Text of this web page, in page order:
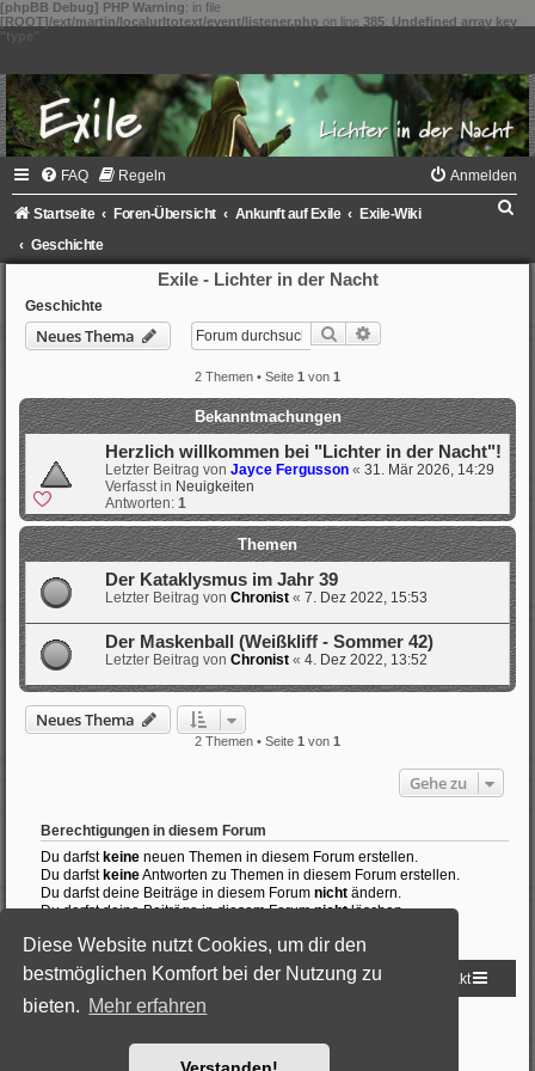
Diese Website nutzt Cookies, um dir den
bestmöglichen Komfort bei der Nutzung zu
bieten. Mehr erfahren
[phpBB Debug] PHP Warning: in file
[ROOT]/ext/martin/localurltotext/event/listener.php on line 385: Undefined array key
FAQ Regeln Anmelden
Startseite Foren-Übersicht Ankunft auf Exile
Exile-Wiki
Geschichte
Exile - Lichter in der Nacht
Geschichte
Neues Thema Suche
2 Themen • Seite 1 von 1
Bekanntmachungen
Herzlich willkommen bei "Lichter in der Nacht"!
Letzter Beitrag von Jayce Fergusson « 31. Mär 2026, 14:29
Verfasst in Neuigkeiten
Antworten: 1
Themen
Der Kataklysmus im Jahr 39
Letzter Beitrag von Chronist « 7. Dez 2022, 15:53
Der Maskenball (Weißkliff - Sommer 42)
Letzter Beitrag von Chronist « 4. Dez 2022, 13:52
Neues Thema
2 Themen • Seite 1 von 1
Gehe zu
Berechtigungen in diesem Forum
Du darfst keine neuen Themen in diesem Forum erstellen.
Du darfst keineAntworten zu Themen in diesem Forum erstellen.
Du darfst deine Beiträge in diesem Forum nicht ändern.
Du darfst deine Beiträge in diesem Forumnichtlöschen.
Startseite Foren-Übersicht Kontakt
Deutsche Übersetzung durchphpBB.de
Style: Black-Silver by Joyce&Luna
phpBB-Style-Design